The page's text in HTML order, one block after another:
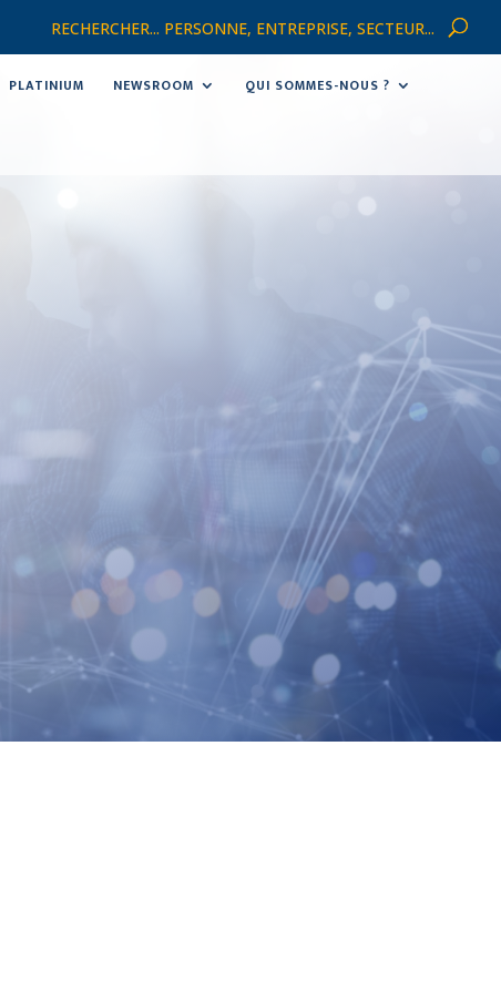
RECHERCHER... PERSONNE, ENTREPRISE, SECTEUR...
PLATINIUM NEWSROOM QUI SOMMES-NOUS ?